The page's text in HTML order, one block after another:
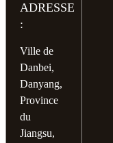
ADRESSE
:
Ville de
Danbei,
Danyang,
Province
du
Jiangsu,